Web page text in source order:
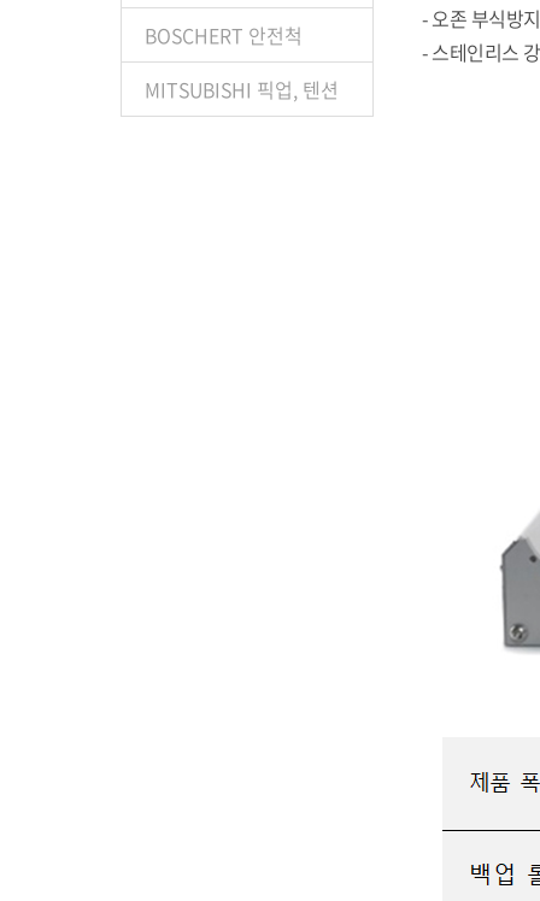
BOSCHERT 안전척
MITSUBISHI 픽업, 텐션
- 오존 부식방
- 스테인리스